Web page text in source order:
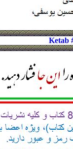
Ketab